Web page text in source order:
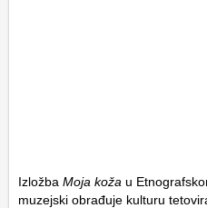
Izložba Moja koža u
muzejski obrađuje kulturu